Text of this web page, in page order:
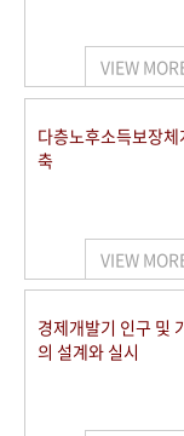
세계와 함께 한
VR 역사관
VIEW
다층노후소득보장체
축
VIEW
경제개발기 인구 및
의 설계와 실시